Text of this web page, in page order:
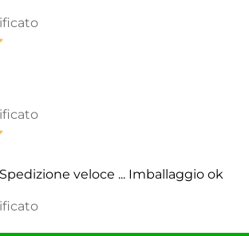
veloce ... Imballaggio ok